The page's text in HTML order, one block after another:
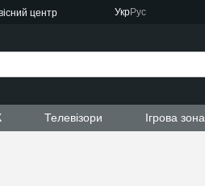
центр
УкрРус
Телевізори Ігрова зона